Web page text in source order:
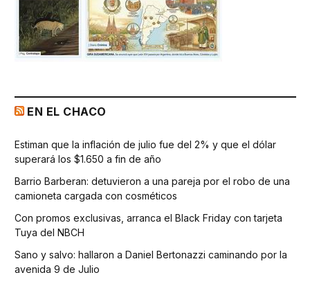
EN EL CHACO
Estiman que la inflación de julio fue del 2% y que el dólar
superará los $1.650 a fin de año
Barrio Barberan: detuvieron a una pareja por el robo de una
camioneta cargada con cosméticos
Con promos exclusivas, arranca el Black Friday con tarjeta
Tuya del NBCH
Sano y salvo: hallaron a Daniel Bertonazzi caminando por la
avenida 9 de Julio